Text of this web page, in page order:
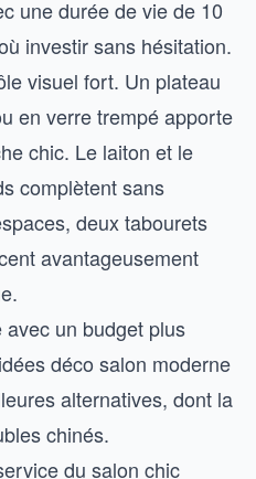
une durée de vie de 10
investir sans hésitation.
visuel fort. Un plateau
en verre trempé apporte
chic. Le laiton et le
complètent sans
deux tabourets
avantageusement
un budget plus
idées déco salon moderne
alternatives, dont la
chinés.
du salon chic